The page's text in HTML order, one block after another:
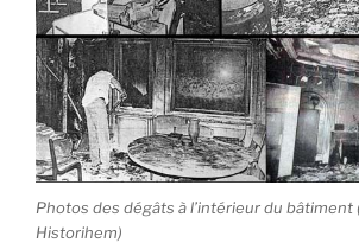
Photos des dégâts à l’intérieur du bâtiment
Historihem)